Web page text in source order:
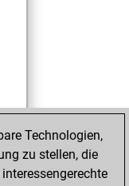
Technologien,
zu stellen, die